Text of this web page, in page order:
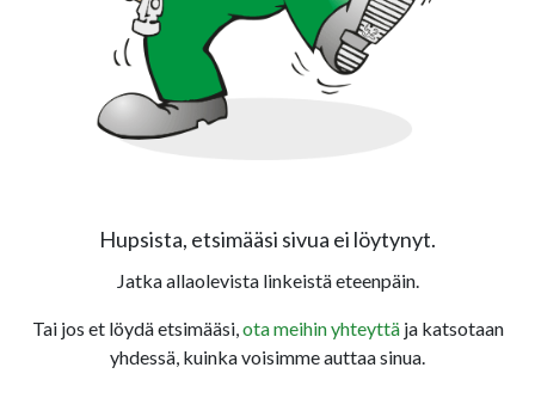
Hupsista, etsimääsi sivua ei löytynyt.
Jatka allaolevista linkeistä eteenpäin.
Tai jos et löydä etsimääsi,ota meihin yhteyttäja katsotaan
yhdessä, kuinka voisimme auttaa sinua.